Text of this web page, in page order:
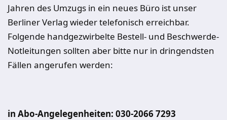
Jahren des Umzugs in ein neues Büro ist unser
Berliner Verlag wieder telefonisch erreichbar.
Folgende handgezwirbelte Bestell- und Beschwerde-
Notleitungen sollten aber bitte nur in dringendsten
Fällen angerufen werden:
in Abo-Angelegenheiten: 030-2066 7293